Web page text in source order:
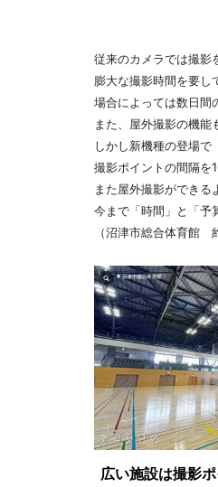
従来のカメラでは撮影
膨大な撮影時間を要し
場合によっては数日間
また、屋外撮影の機能
しかし新機種の登場で
撮影ポイントの間隔を
また屋外撮影ができる
今まで「時間」と「予
（沼津市総合体育館
広い施設は撮影